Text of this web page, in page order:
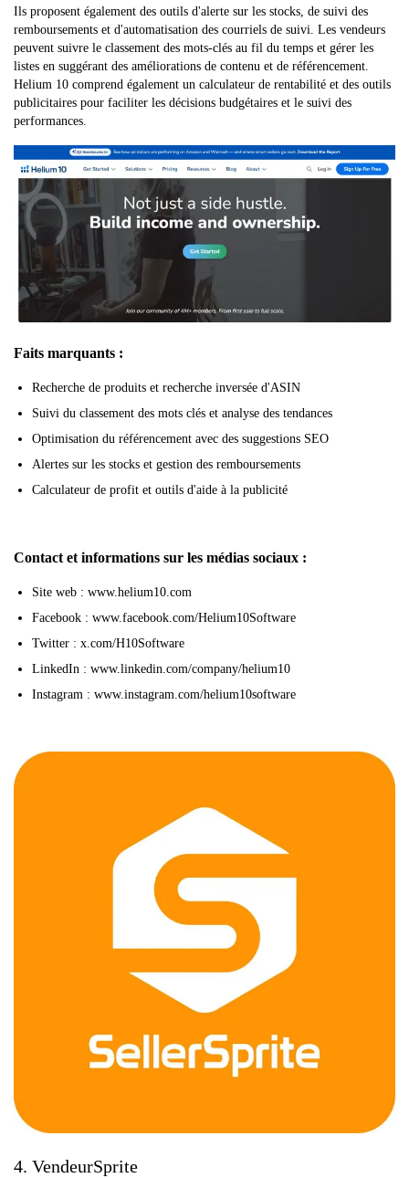
Ils proposent également des outils d'alerte sur les stocks, de suivi des
remboursements et d'automatisation des courriels de suivi. Les vendeurs
peuvent suivre le classement des mots-clés au fil du temps et gérer les
listes en suggérant des améliorations de contenu et de référencement.
Helium 10 comprend également un calculateur de rentabilité et des outils
publicitaires pour faciliter les décisions budgétaires et le suivi des
performances.
Faits marquants :
Recherche de produits et recherche inversée d'ASIN
Suivi du classement des mots clés et analyse des tendances
Optimisation du référencement avec des suggestions SEO
Alertes sur les stocks et gestion des remboursements
Calculateur de profit et outils d'aide à la publicité
Contact et informations sur les médias sociaux :
Site web : www.helium10.com
Facebook : www.facebook.com/Helium10Software
Twitter : x.com/H10Software
LinkedIn : www.linkedin.com/company/helium10
Instagram : www.instagram.com/helium10software
4. VendeurSprite